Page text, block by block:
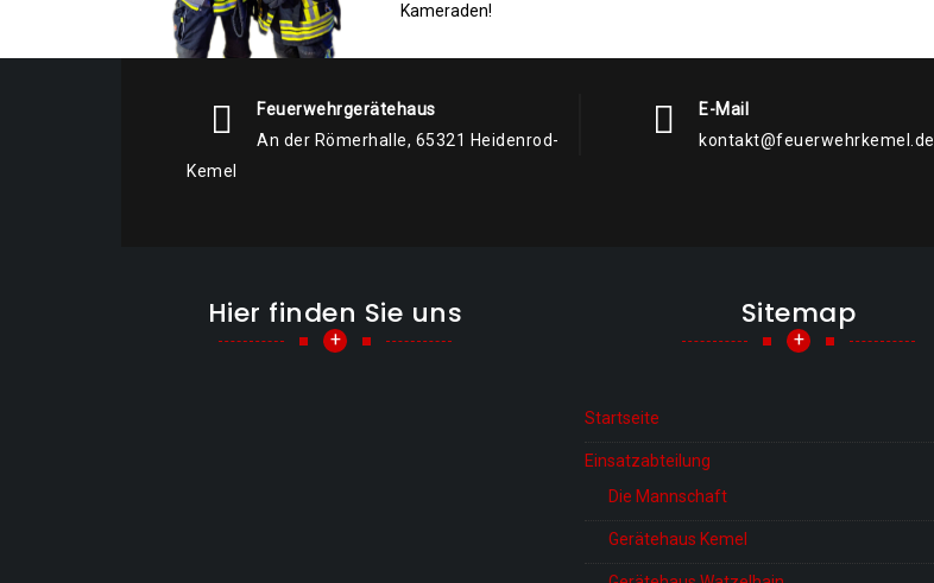
Kameraden!
Feuerwehrgerätehaus
An der Römerhalle, 65321 Heidenrod-
Kemel
E-Mail
kontakt@feuerwehrkemel.de
Hier finden Sie uns
+
Sitemap
+
Startseite
Einsatzabteilung
Die Mannschaft
Gerätehaus Kemel